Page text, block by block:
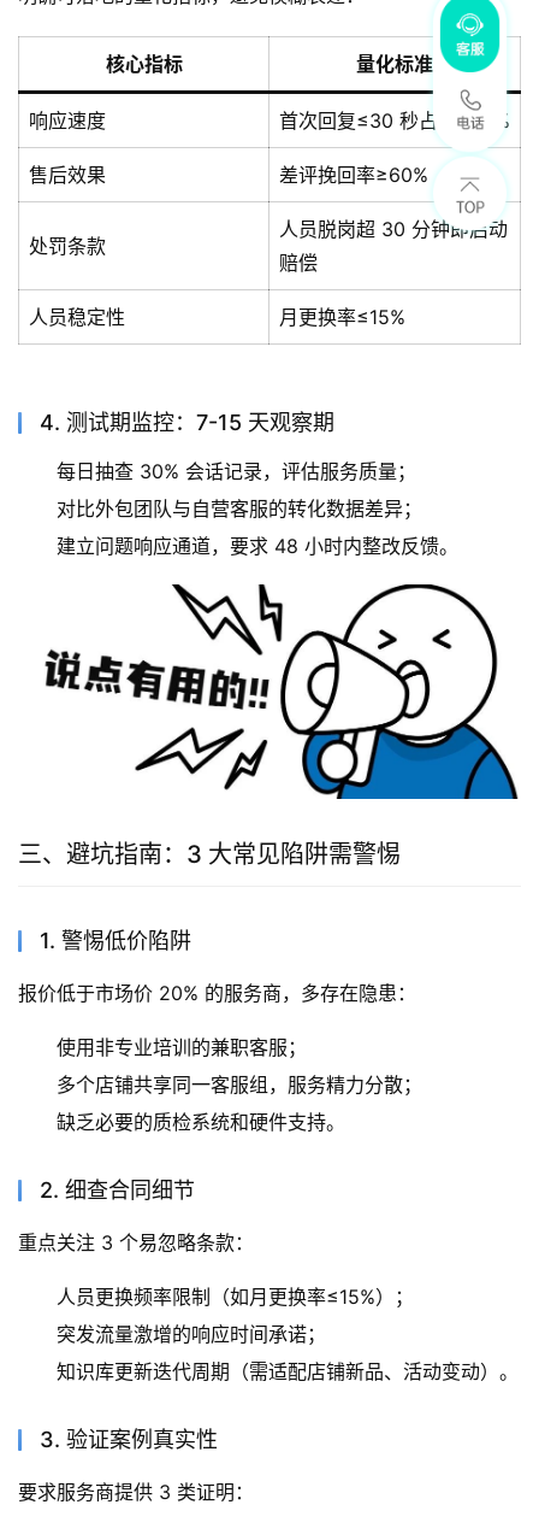
核心指标 量化标准
响应速度 首次回复≤30 秒占比≥90%
售后效果 差评挽回率≥60%
处罚条款
人员脱岗超 30 分钟即启动
赔偿
人员稳定性 月更换率≤15%
4. 测试期监控：7-15 天观察期
每日抽查 30% 会话记录，评估服务质量；
对比外包团队与自营客服的转化数据差异；
建立问题响应通道，要求 48 小时内整改反馈。
三、避坑指南：3 大常见陷阱需警惕
1. 警惕低价陷阱
报价低于市场价 20% 的服务商，多存在隐患：
使用非专业培训的兼职客服；
多个店铺共享同一客服组，服务精力分散；
缺乏必要的质检系统和硬件支持。
2. 细查合同细节
重点关注 3 个易忽略条款：
人员更换频率限制（如月更换率≤15%）；
突发流量激增的响应时间承诺；
知识库更新迭代周期（需适配店铺新品、活动变动）。
3. 验证案例真实性
要求服务商提供 3 类证明：